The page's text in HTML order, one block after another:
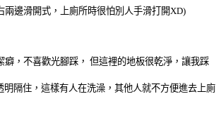
兩邊滑開式，上廁所時很怕別人手滑打開XD)
癖，不喜歡光腳踩， 但這裡的地板很乾淨，讓我踩
明隔住，這樣有人在洗澡，其他人就不方便進去上廁